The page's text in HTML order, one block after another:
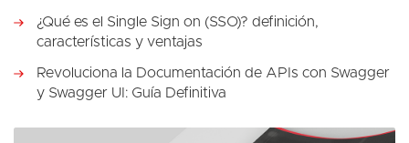
¿Qué es el Single Sign on (SSO)? definición,
características y ventajas
Revoluciona la Documentación de APIs con Swagger
y Swagger UI: Guía Definitiva